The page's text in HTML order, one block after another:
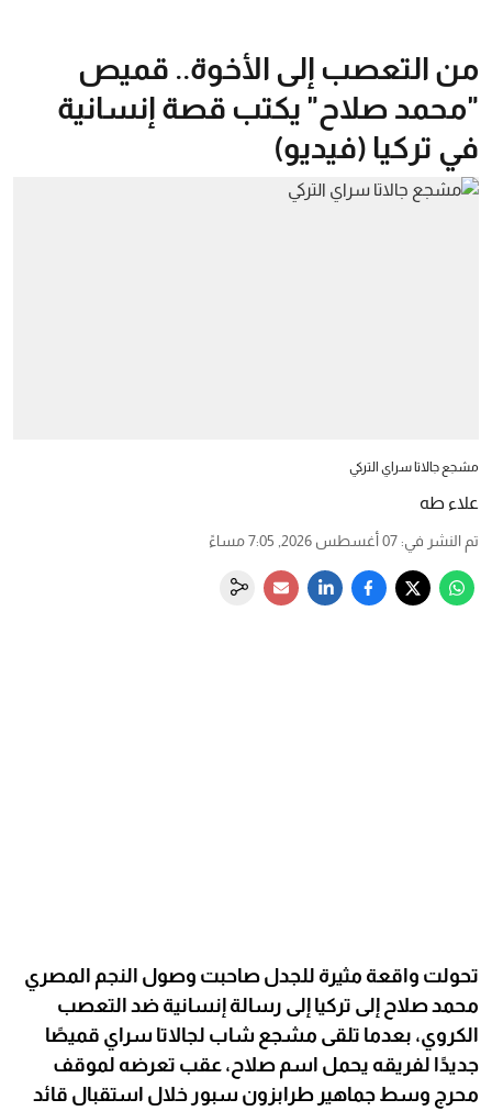
من التعصب إلى الأخوة.. قميص
"محمد صلاح" يكتب قصة إنسانية
في تركيا (فيديو)
مشجع جالاتا سراي التركي
علاء طه
تم النشر في: 07 أغسطس 2026, 7:05 مساءً
تحولت واقعة مثيرة للجدل صاحبت وصول النجم المصري
محمد صلاح إلى تركيا إلى رسالة إنسانية ضد التعصب
الكروي، بعدما تلقى مشجع شاب لجالاتا سراي قميصًا
جديدًا لفريقه يحمل اسم صلاح، عقب تعرضه لموقف
محرج وسط جماهير طرابزون سبور خلال استقبال قائد